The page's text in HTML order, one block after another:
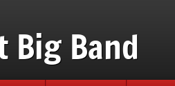
Band